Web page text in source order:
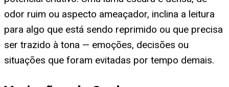
odor ruim ou aspecto ameaçador, inclina a leitura
para algo que está sendo reprimido ou que precisa
ser trazido à tona — emoções, decisões ou
situações que foram evitadas por tempo demais.